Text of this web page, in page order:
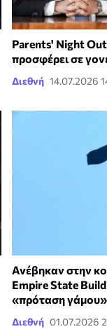
Parents' Night
προσφέρει σε
Διεθνή 14.07.2026
Ανέβηκαν στην
Empire State
«πρόταση
Διεθνή 01.07.2026